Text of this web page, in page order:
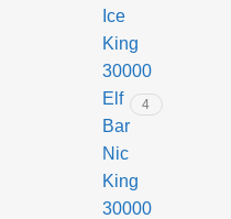
Ice
King
30000
Elf
Bar
Nic
King
30000
4